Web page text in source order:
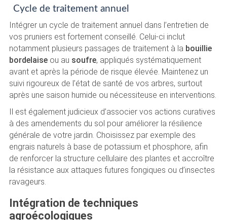
Cycle de traitement annuel
Intégrer un cycle de traitement annuel dans l’entretien de
vos pruniers est fortement conseillé. Celui-ci inclut
notamment plusieurs passages de traitement à la bouillie
bordelaiseou au soufre, appliqués systématiquement
avant et après la période de risque élevée. Maintenez un
suivi rigoureux de l’état de santé de vos arbres, surtout
après une saison humide ou nécessiteuse en interventions.
Il est également judicieux d’associer vos actions curatives
à des amendements du sol pour améliorer la résilience
générale de votre jardin. Choisissez par exemple des
engrais naturels à base de potassium et phosphore, afin
de renforcer la structure cellulaire des plantes et accroître
la résistance aux attaques futures fongiques ou d’insectes
ravageurs.
Intégration de techniques
agroécologiques